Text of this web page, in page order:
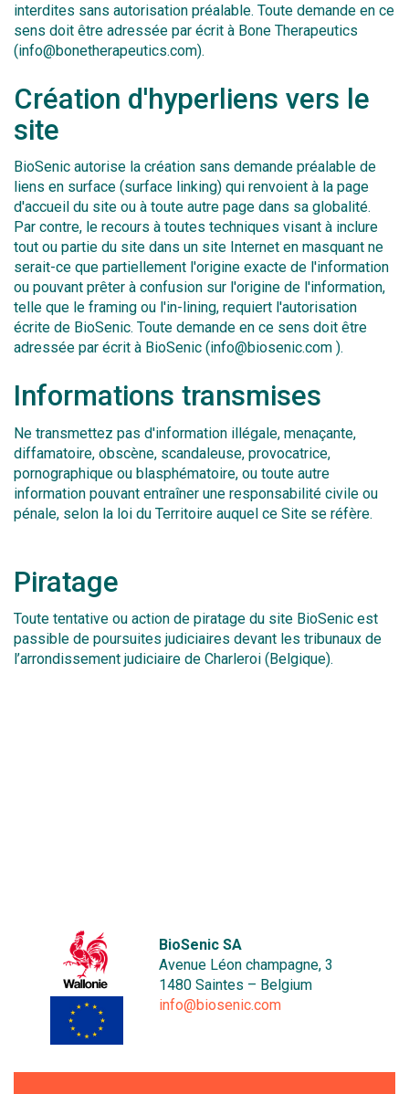
interdites sans autorisation préalable. Toute demande en ce
sens doit être adressée par écrit à Bone Therapeutics
(info@bonetherapeutics.com).
Création d'hyperliens vers le
site
BioSenic autorise la création sans demande préalable de
liens en surface (surface linking) qui renvoient à la page
d'accueil du site ou à toute autre page dans sa globalité.
Par contre, le recours à toutes techniques visant à inclure
tout ou partie du site dans un site Internet en masquant ne
serait-ce que partiellement l'origine exacte de l'information
ou pouvant prêter à confusion sur l'origine de l'information,
telle que le framing ou l'in-lining, requiert l'autorisation
écrite de BioSenic. Toute demande en ce sens doit être
adressée par écrit à BioSenic (info@biosenic.com ).
Informations transmises
Ne transmettez pas d'information illégale, menaçante,
diffamatoire, obscène, scandaleuse, provocatrice,
pornographique ou blasphématoire, ou toute autre
information pouvant entraîner une responsabilité civile ou
pénale, selon la loi du Territoire auquel ce Site se réfère.
Piratage
Toute tentative ou action de piratage du site BioSenic est
passible de poursuites judiciaires devant les tribunaux de
l’arrondissement judiciaire de Charleroi (Belgique).
BioSenic SA
Avenue Léon champagne, 3
1480 Saintes – Belgium
info@biosenic.com